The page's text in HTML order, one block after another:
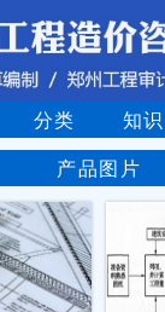
分类 知识
产品图片